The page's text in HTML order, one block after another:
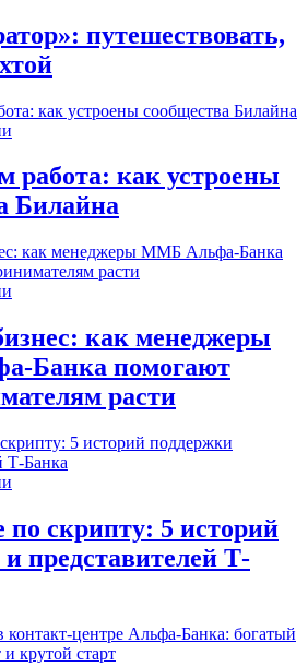
путешествовать,
работа: как устроены
Билайна
как менеджеры
Банка помогают
расти
скрипту: 5 историй
представителей Т-